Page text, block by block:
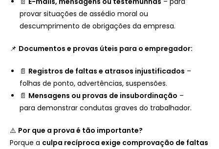
provar situações de assédio moral ou
descumprimento de obrigações da empresa.
📌 Documentos e provas úteis para o empregador:
📄 Registros de faltas e atrasos injustificados –
folhas de ponto, advertências, suspensões.
📄 Mensagens ou provas de insubordinação –
para demonstrar condutas graves do trabalhador.
⚠️ Por que a prova é tão importante?
Porque a culpa recíproca exige comprovação de faltas